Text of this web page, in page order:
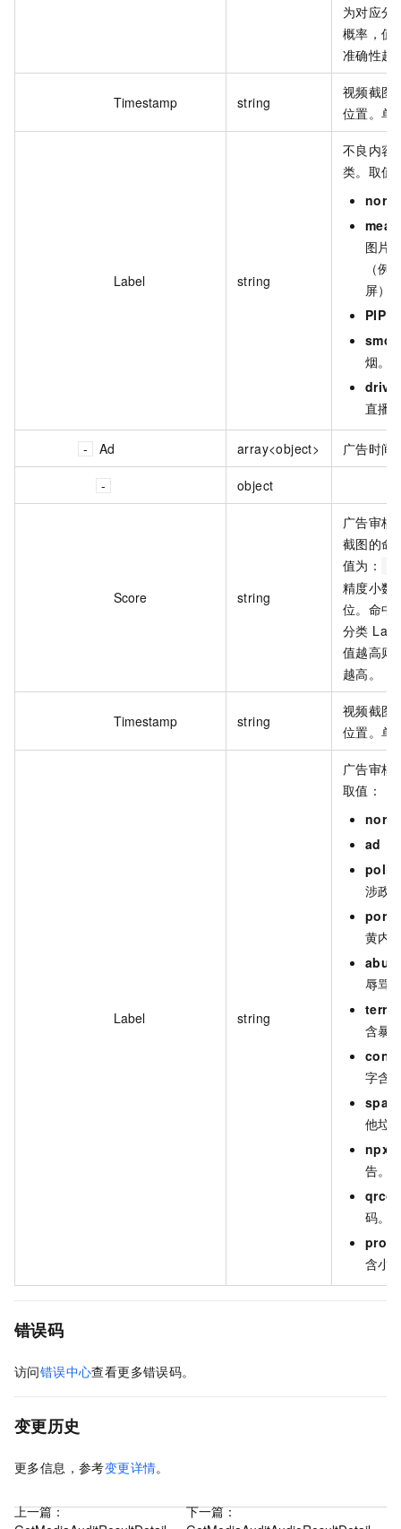
为对应分
概率，值
准确性越
Timestamp string
视频截图
位置。单
Label string
不良内容
类。取值
图片
（例
屏）
PIP
烟。
直播
Ad array<object> 广告时间
object
Score string
广告审核
截图的命
值为：
精度小数
位。命中
分类
值越高则
越高。
Timestamp string
视频截图
位置。单
Label string
广告审核
取值：
ad
涉政
porn
黄内
辱骂
含暴
字含
spam
他垃
npx
告。
码。
含小
错误码
访问错误中心查看更多错误码。
变更历史
更多信息，参考变更详情。
上一篇：
下一篇：